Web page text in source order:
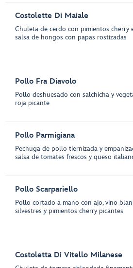
Costolette Di Maiale
Chuleta de cerdo con pimientos cherry
salsa de hongos con papas rostizadas
Pollo Fra Diavolo
Pollo deshuesado con salchicha y
roja picante
Pollo Parmigiana
Pechuga de pollo tiernizada y
salsa de tomates frescos y queso
Pollo Scarpariello
Pollo cortado a mano con ajo, vino
silvestres y pimientos cherry picantes
Costoletta Di Vitello Milanese